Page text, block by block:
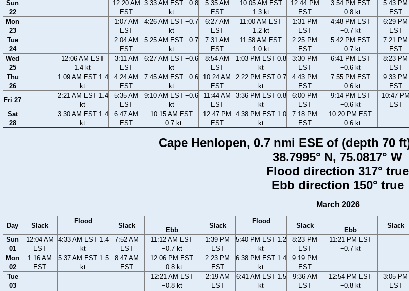
Sun
22
12:20 AM
EST
3:33 AM EST −0.8
kt
5:35 AM
EST
10:05 AM EST
1.3 kt
12:44 PM
EST
3:54 PM EST
−0.8 kt
5:43 PM
EST
Mon
23
1:07 AM
EST
4:26 AM EST −0.7
kt
6:27 AM
EST
11:00 AM EST
1.2 kt
1:31 PM
EST
4:48 PM EST
−0.7 kt
6:29 PM
EST
Tue
24
2:04 AM
EST
5:25 AM EST −0.7
kt
7:31 AM
EST
11:58 AM EST
1.0 kt
2:25 PM
EST
5:42 PM EST
−0.7 kt
7:21 PM
EST
Wed
25
12:06 AM EST
1.4 kt
3:11 AM
EST
6:27 AM EST −0.6
kt
8:54 AM
EST
1:03 PM EST 0.8
kt
3:30 PM
EST
6:41 PM EST
−0.6 kt
8:23 PM
EST
Thu
26
1:09 AM EST 1.4
kt
4:24 AM
EST
7:45 AM EST −0.6
kt
10:24 AM
EST
2:22 PM EST 0.7
kt
4:43 PM
EST
7:55 PM EST
−0.6 kt
9:33 PM
EST
Fri 27
2:21 AM EST 1.4
kt
5:35 AM
EST
9:10 AM EST −0.6
kt
11:44 AM
EST
3:36 PM EST 0.8
kt
6:00 PM
EST
9:14 PM EST
−0.6 kt
10:47 PM
EST
Sat
28
3:30 AM EST 1.4
kt
6:47 AM
EST
10:15 AM EST
−0.7 kt
12:47 PM
EST
4:38 PM EST 1.0
kt
7:18 PM
EST
10:20 PM EST
−0.6 kt
Cape Henlopen, 0.7 nmi ESE of (depth 70
38.7995° N, 75.0817° W
Flood direction 317° true
Ebb direction 150° true
March 2026
Day Slack
Flood
Slack
Ebb
Slack
Flood
Slack
Ebb
Slack
Sun
01
12:04 AM
EST
4:33 AM EST 1.4
kt
7:52 AM
EST
11:12 AM EST
−0.7 kt
1:39 PM
EST
5:40 PM EST 1.2
kt
8:23 PM
EST
11:21 PM EST
−0.7 kt
Mon
02
1:16 AM
EST
5:37 AM EST 1.5
kt
8:47 AM
EST
12:06 PM EST
−0.8 kt
2:23 PM
EST
6:38 PM EST 1.4
kt
9:19 PM
EST
Tue
03
12:21 AM EST
−0.8 kt
2:19 AM
EST
6:41 AM EST 1.5
kt
9:36 AM
EST
12:54 PM EST
−0.8 kt
3:05 PM
EST